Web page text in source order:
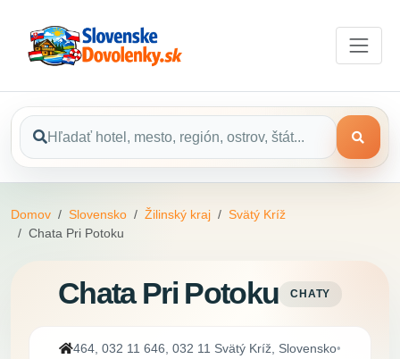
Domov Slovensko Žilinský kraj
Svätý Kríž
Chata Pri Potoku
Chata Pri Potoku CHATY
464, 032 11 646, 032 11 Svätý Kríž, Slovensko•